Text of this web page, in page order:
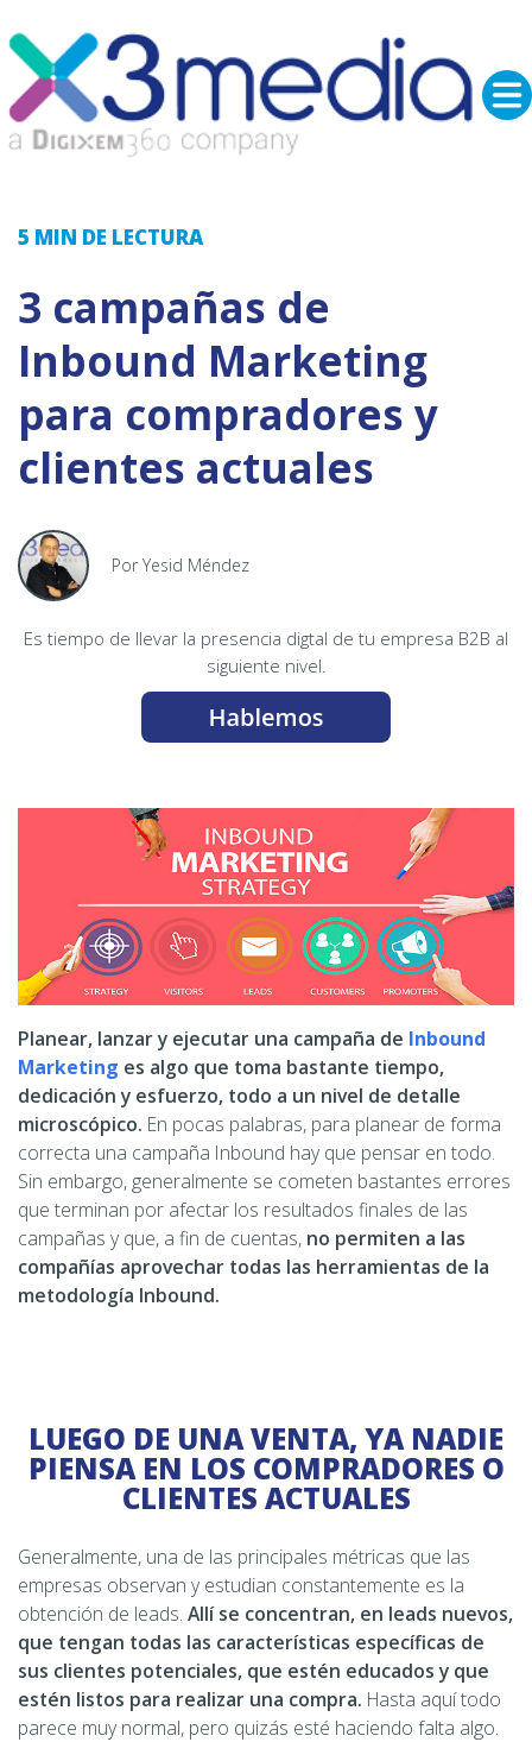
5 MIN DE LECTURA
3 campañas de
Inbound Marketing
para compradores y
clientes actuales
Por Yesid Méndez
Es tiempo de llevar la presencia digtal de tu empresa B2B al
siguiente nivel.
Planear, lanzar y ejecutar una campaña de Inbound
Marketing es algo que toma bastante tiempo,
dedicación y esfuerzo, todo a un nivel de detalle
microscópico. En pocas palabras, para planear de forma
correcta una campaña Inbound hay que pensar en todo.
Sin embargo, generalmente se cometen bastantes errores
que terminan por afectar los resultados finales de las
campañas y que, a fin de cuentas, no permiten a las
compañías aprovechar todas las herramientas de la
metodología Inbound.
LUEGO DE UNA VENTA, YA NADIE
PIENSA EN LOS COMPRADORES O
CLIENTES ACTUALES
Generalmente, una de las principales métricas que las
empresas observan y estudian constantemente es la
obtención de leads. Allí se concentran, en leads nuevos,
que tengan todas las características específicas de
sus clientes potenciales, que estén educados y que
estén listos para realizar una compra. Hasta aquí todo
parece muy normal, pero quizás esté haciendo falta algo.